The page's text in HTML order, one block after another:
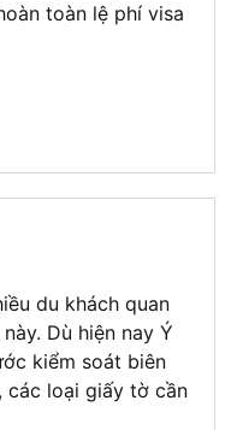
toàn lệ phí visa
du khách quan
Dù hiện nay Ý
kiểm soát biên
các loại giấy tờ cần
vừa xin visa Nhật 4 người